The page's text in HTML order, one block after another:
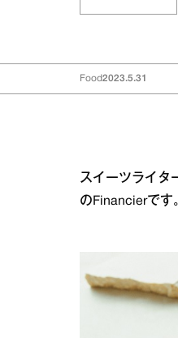
Food2023.5.31
スイーツライタ
のFinancierです